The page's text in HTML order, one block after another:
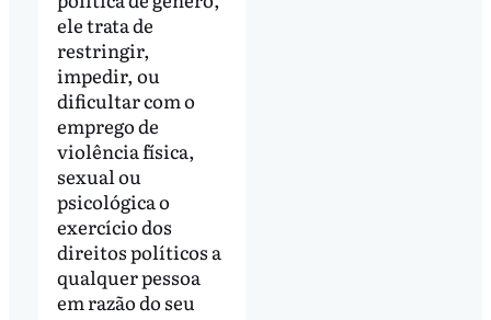
ele trata de
restringir,
impedir, ou
dificultar com o
emprego de
violência física,
sexual ou
psicológica o
exercício dos
direitos políticos a
qualquer pessoa
em razão do seu